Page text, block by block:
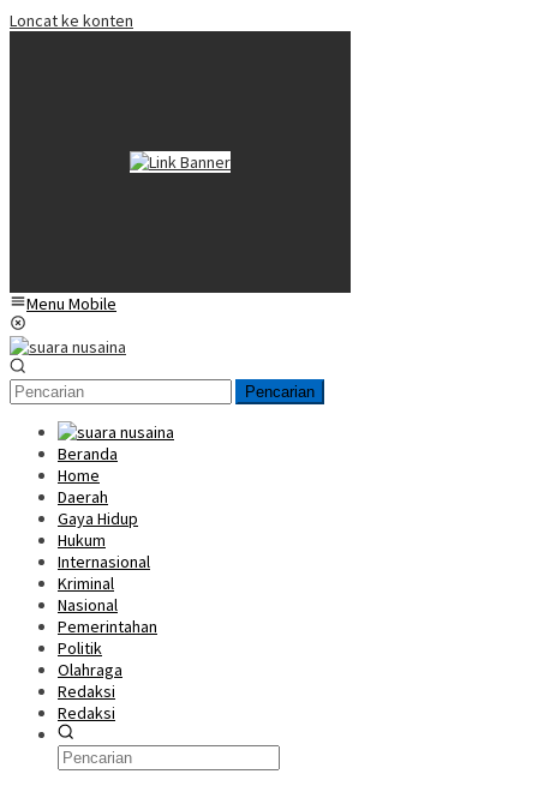
Loncat ke konten
Menu Mobile
Pencarian
Beranda
Home
Daerah
Gaya Hidup
Hukum
Internasional
Kriminal
Nasional
Pemerintahan
Politik
Olahraga
Redaksi
Redaksi